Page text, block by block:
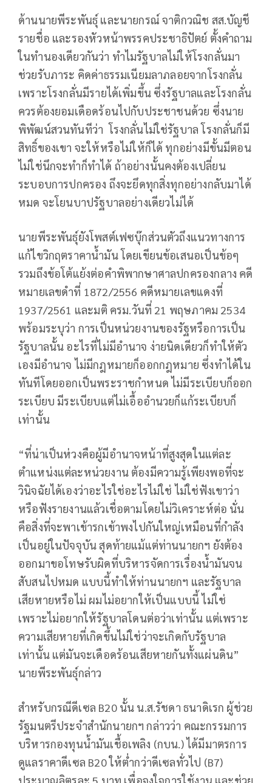
ด้านนายพีระพันธุ์ และนายกรณ์ จาติกวณิช สส.บัญชี
รายชื่อ และรองหัวหน้าพรรคประชาธิปัตย์ ตั้งคำถาม
ในทำนองเดียวกันว่า ทำไมรัฐบาลไม่ให้โรงกลั่นมา
ช่วยรับภาระ คิดค่าธรรมเนียมลาภลอยจากโรงกลั่น
เพราะโรงกลั่นมีรายได้เพิ่มขึ้น ซึ่งรัฐบาลและโรงกลั่น
ควรต้องยอมเดือดร้อนไปกับประชาชนด้วย ซึ่งนาย
พิพัฒน์สวนทันทีว่า โรงกลั่นไม่ใช่รัฐบาล โรงกลั่นก็มี
สิทธิ์ของเขา จะให้หรือไม่ให้ก็ได้ ทุกอย่างมีขั้นมีตอน
ไม่ใช่นึกจะทำก็ทำได้ ถ้าอย่างนั้นคงต้องเปลี่ยน
ระบอบการปกครอง ถึงจะยึดทุกสิ่งทุกอย่างกลับมาได้
หมด จะโยนบาปรัฐบาลอย่างเดียวไม่ได้
นายพีระพันธุ์ยังโพสต์เฟซบุ๊กส่วนตัวถึงแนวทางการ
แก้ไขวิกฤตราคาน้ำมัน โดยเขียนข้อเสนอเป็นข้อๆ
รวมถึงข้อโต้แย้งต่อคำพิพากษาศาลปกครองกลาง คดี
หมายเลขดำที่ 1872/2556 คดีหมายเลขแดงที่
1937/2561 และมติ ครม.วันที่ 21 พฤษภาคม 2534
พร้อมระบุว่า การเป็นหน่วยงานของรัฐหรือการเป็น
รัฐบาลนั้น อะไรที่ไม่มีอำนาจ ง่ายนิดเดียวก็ทำให้ตัว
เองมีอำนาจ ไม่มีกฎหมายก็ออกกฎหมาย ซึ่งทำได้ใน
ทันทีโดยออกเป็นพระราชกำหนด ไม่มีระเบียบก็ออก
ระเบียบ มีระเบียบแต่ไม่เอื้ออำนวยก็แก้ระเบียบก็
เท่านั้น
“ที่น่าเป็นห่วงคือผู้มีอำนาจหน้าที่สูงสุดในแต่ละ
ตำแหน่งแต่ละหน่วยงาน ต้องมีความรู้เพียงพอที่จะ
วินิจฉัยได้เองว่าอะไรใช่อะไรไม่ใช่ ไม่ใช่ฟังเขาว่า
หรือฟังรายงานแล้วเชื่อตามโดยไม่วิเคราะห์ต่อ นั่น
คือสิ่งที่จะพาเข้ารกเข้าพงไปกันใหญ่เหมือนที่กำลัง
เป็นอยู่ในปัจจุบัน สุดท้ายแม้แต่ท่านนายกฯ ยังต้อง
ออกมาขอโทษรับผิดที่บริหารจัดการเรื่องน้ำมันจน
สับสนไปหมด แบบนี้ทำให้ท่านนายกฯ และรัฐบาล
เสียหายหรือไม่ ผมไม่อยากให้เป็นแบบนี้ ไม่ใช่
เพราะไม่อยากให้รัฐบาลโดนต่อว่าเท่านั้น แต่เพราะ
ความเสียหายที่เกิดขึ้นไม่ใช่ว่าจะเกิดกับรัฐบาล
เท่านั้น แต่มันจะเดือดร้อนเสียหายกันทั้งแผ่นดิน”
นายพีระพันธุ์กล่าว
สำหรับกรณีดีเซล B20 นั้น น.ส.รัชดา ธนาดิเรก ผู้ช่วย
รัฐมนตรีประจำสำนักนายกฯ กล่าวว่า คณะกรรมการ
บริหารกองทุนน้ำมันเชื้อเพลิง (กบน.) ได้มีมาตรการ
ดูแลราคาดีเซล B20 ให้ต่ำกว่าดีเซลทั่วไป (B7)